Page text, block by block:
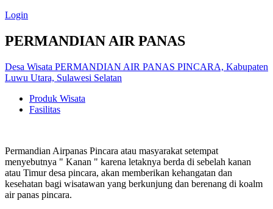
Login
PERMANDIAN AIR PANAS
Desa Wisata PERMANDIAN AIR PANAS PINCARA, Kabupaten
Luwu Utara, Sulawesi Selatan
Produk Wisata
Fasilitas
Permandian Airpanas Pincara atau masyarakat setempat
menyebutnya " Kanan " karena letaknya berda di sebelah kanan
atau Timur desa pincara, akan memberikan kehangatan dan
kesehatan bagi wisatawan yang berkunjung dan berenang di koalm
air panas pincara.